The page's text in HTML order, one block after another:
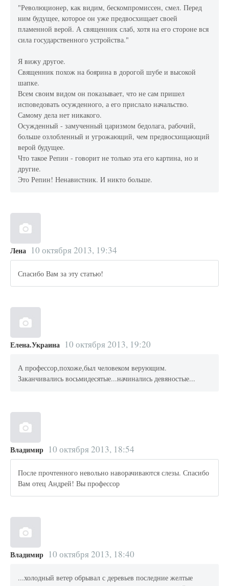
"Революционер, как видим, бескомпромиссен, смел. Перед
ним будущее, которое он уже предвосхищает своей
пламенной верой. А священник слаб, хотя на его стороне вся
сила государственного устройства."
Я вижу другое.
Священник похож на боярина в дорогой шубе и высокой
шапке.
Всем своим видом он показывает, что не сам пришел
исповедовать осужденного, а его прислало начальство.
Самому дела нет никакого.
Осужденный - замученный царизмом бедолага, рабочий,
больше озлобленный и угрожающий, чем предвосхищающий
верой будущее.
Что такое Репин - говорит не только эта его картина, но и
другие.
Это Репин! Ненавистник. И никто больше.
Лена 10 октября 2013, 19:34
Спасибо Вам за эту статью!
Елена.Украина 10 октября 2013, 19:20
А профессор,похоже,был человеком верующим.
Заканчивались восьмидесятые...начинались девяностые...
Владимир 10 октября 2013, 18:54
После прочтенного невольно наворачиваются слезы. Спасибо
Вам отец Андрей! Вы профессор
Владимир 10 октября 2013, 18:40
...холодный ветер обрывал с деревьев последние желтые